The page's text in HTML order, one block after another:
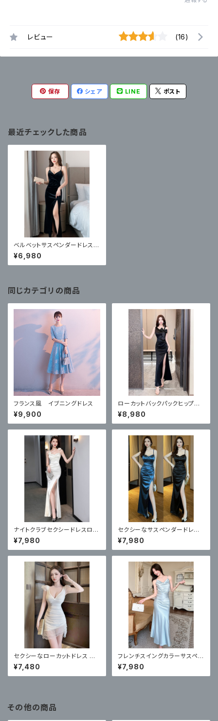
レビュー (16)
保存 シェア LINE ポスト
最近チェックした商品
ベルベットサスペンダードレスボ
トリングドレスロングスカートワ
ンピース
¥6,980
同じカテゴリの商品
フランス風 イブニングドレス
¥9,900
ローカットバックパックヒップロ
ングイブニングドレス
¥8,980
ナイトクラブセクシードレスロン
グ ハイエンドホワイトロングド
レス
¥7,980
セクシーなサスペンダードレス、
ロングソフトスタイル
¥7,980
セクシーなローカットドレス ショ
ートスカートフットバス
¥7,480
フレンチスイングカラーサスペン
ダーサテンドレス
¥7,980
その他の商品